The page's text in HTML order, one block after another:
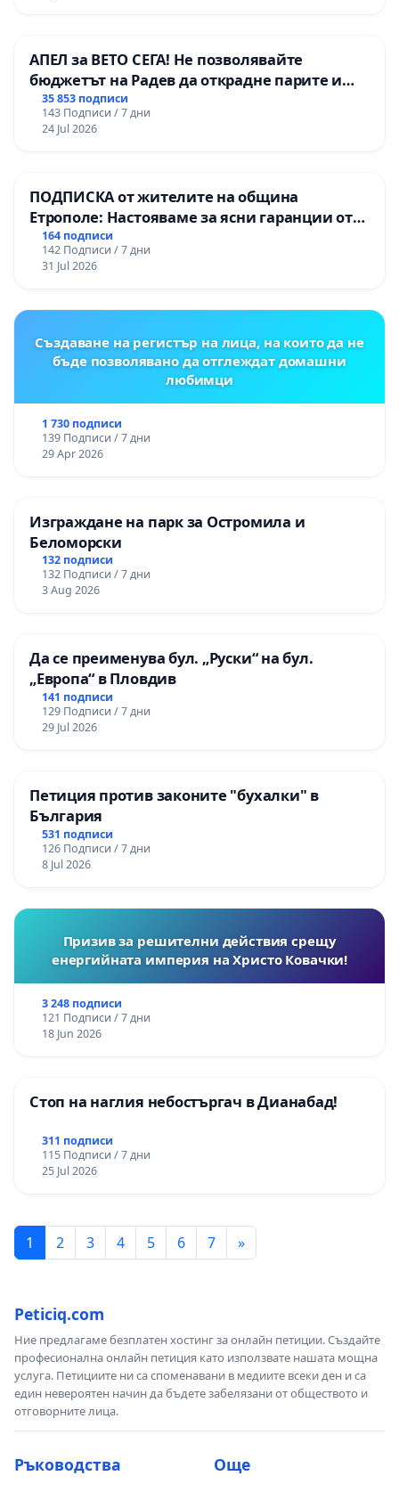
АПЕЛ за ВЕТО СЕГА! Не позволявайте
бюджетът на Радев да открадне парите и
правата ни в тъмното
35 853 подписи
143 Подписи / 7 дни
24 Jul 2026
ПОДПИСКА от жителите на община
Етрополе: Настояваме за ясни гаранции от
“Елаците-МЕД” АД и от държавата, че ще се
изпълнят всички екологични норми!
164 подписи
142 Подписи / 7 дни
31 Jul 2026
Създаване на регистър на лица, на които да не
бъде позволявано да отглеждат домашни
любимци
1 730 подписи
139 Подписи / 7 дни
29 Apr 2026
Изграждане на парк за Остромила и
Беломорски
132 подписи
132 Подписи / 7 дни
3 Aug 2026
Да се преименува бул. „Руски“ на бул.
„Европа“ в Пловдив
141 подписи
129 Подписи / 7 дни
29 Jul 2026
Петиция против законите "бухалки" в
България
531 подписи
126 Подписи / 7 дни
8 Jul 2026
Призив за решителни действия срещу
енергийната империя на Христо Ковачки!
3 248 подписи
121 Подписи / 7 дни
18 Jun 2026
Стоп на наглия небостъргач в Дианабад!
311 подписи
115 Подписи / 7 дни
25 Jul 2026
1 2 3 4 5 6 7 »
Peticiq.com
Ние предлагаме безплатен хостинг за онлайн петиции. Създайте
професионална онлайн петиция като използвате нашата мощна
услуга. Петициите ни са споменавани в медиите всеки ден и са
един невероятен начин да бъдете забелязани от обществото и
отговорните лица.
Ръководства Още